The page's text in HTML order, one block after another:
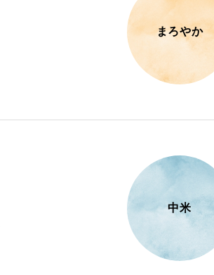
まろやか
中米